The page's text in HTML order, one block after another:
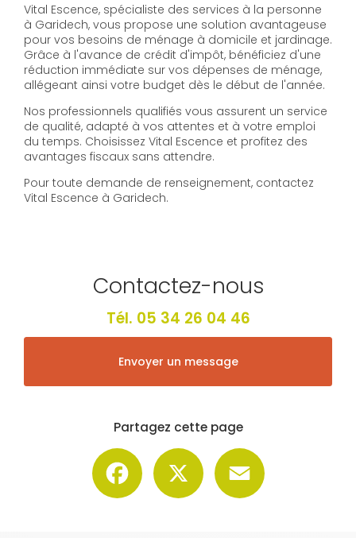
Vital Escence, spécialiste des services à la personne
à Garidech, vous propose une solution avantageuse
pour vos besoins de ménage à domicile et jardinage.
Grâce à l'avance de crédit d'impôt, bénéficiez d'une
réduction immédiate sur vos dépenses de ménage,
allégeant ainsi votre budget dès le début de l'année.
Nos professionnels qualifiés vous assurent un service
de qualité, adapté à vos attentes et à votre emploi
du temps. Choisissez Vital Escence et profitez des
avantages fiscaux sans attendre.
Pour toute demande de renseignement, contactez
Vital Escence à Garidech.
Contactez-nous
Tél. 05 34 26 04 46
Envoyer un message
Partagez cette page
Facebook